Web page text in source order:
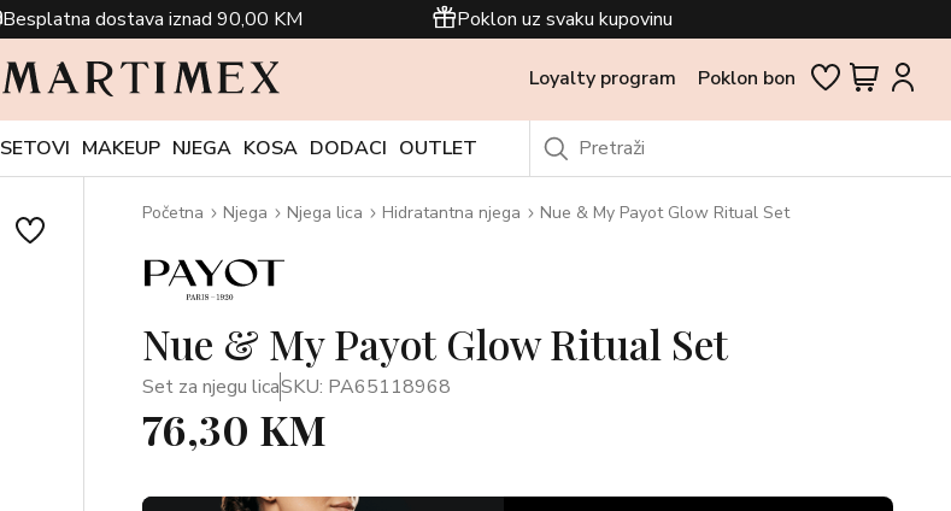
Besplatna dostava iznad 90,00 KM Poklon uz svaku kupovinu
Loyalty program Poklon bon
SETOVI MAKEUP NJEGA KOSA DODACI OUTLET
Početna Njega Njega lica Hidratantna njega Nue & My Payot Glow Ritual Set
Nue & My Payot Glow Ritual Set
Set za njegu licaSKU: PA65118968
76,30 KM